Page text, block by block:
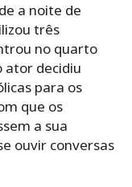
a noite de
três
no quarto
ator decidiu
para os
que os
a sua
ouvir conversas